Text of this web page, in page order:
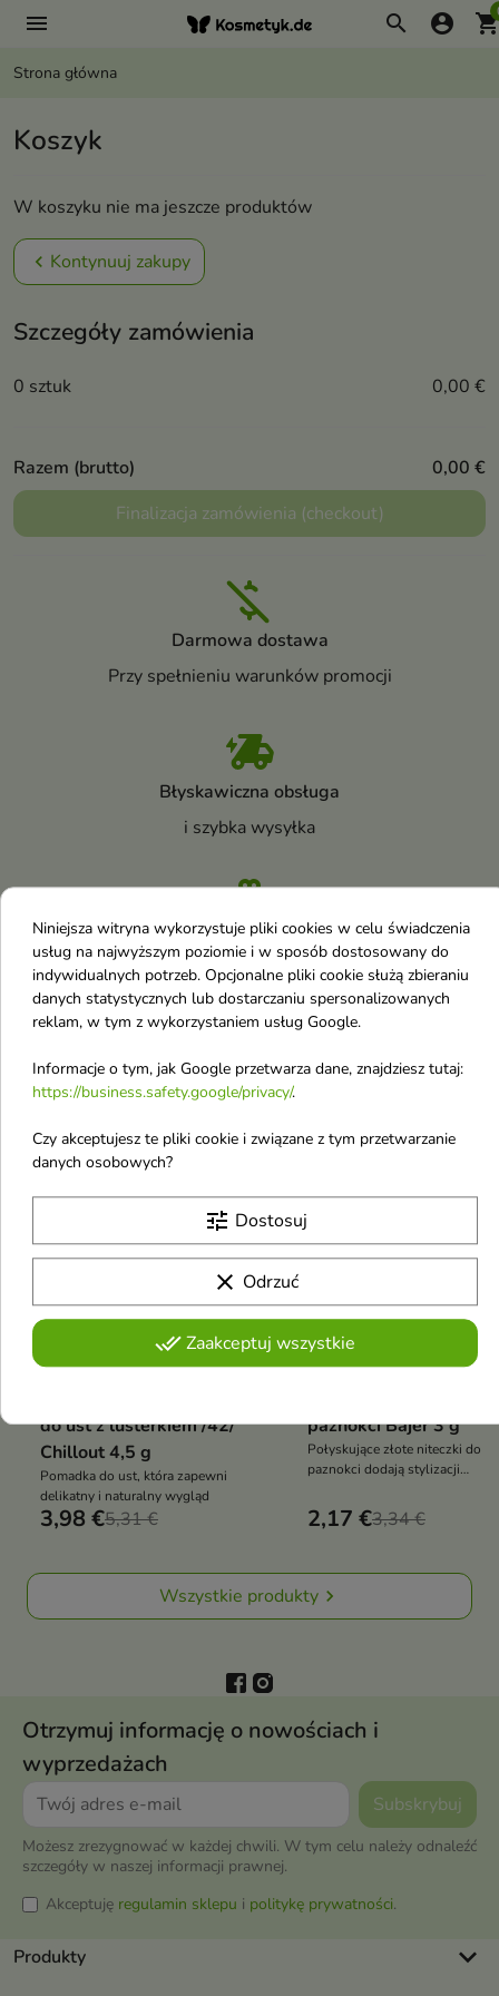
menu search account_circle
Strona główna
Koszyk
W koszyku nie ma jeszcze produktów
chevron_left Kontynuuj zakupy
Szczegóły zamówienia
0 sztuk 0,00 €
Razem (brutto)
0,00 €
Finalizacja zamówienia (checkout)
Darmowa dostawa
Przy spełnieniu warunków promocji
Błyskawiczna obsługa
i szybka wysyłka
Niespodzianka
Do każdego zamówienia
Popularne produkty
-25% OUTLET

favorite_border
do ust z lusterkiem /42/
Chillout 4,5 g
Pomadka do ust, która zapewni
delikatny i naturalny wygląd
3,98 €5,31 €
-35% OUTLET
paznokci Bajer 3 g
Połyskujące złote niteczki do
paznokci dodają stylizacji
wykończenia. Ozdoby pięknie
się na płytce, wzbogacając
wyrafinowane zdobienia
2,17 €3,34 €
Wszystkie produkty
Otrzymuj informację o nowościach i
wyprzedażach
Możesz zrezygnować w każdej chwili. W tym celu należy odnaleźć
szczegóły w naszej informacji prawnej.
Akceptuję regulamin sklepu i politykę prywatności.
Produkty keyboard_arrow_down
Niniejsza witryna wykorzystuje pliki cookies w celu świadczenia
usług na najwyższym poziomie i w sposób dostosowany do
indywidualnych potrzeb. Opcjonalne pliki cookie służą zbieraniu
danych statystycznych lub dostarczaniu spersonalizowanych
reklam, w tym z wykorzystaniem usług Google.
Informacje o tym, jak Google przetwarza dane, znajdziesz tutaj:
https://business.safety.google/privacy/.
Czy akceptujesz te pliki cookie i związane z tym przetwarzanie
danych osobowych?
tune Dostosuj
clear Odrzuć
done_allZaakceptuj wszystkie